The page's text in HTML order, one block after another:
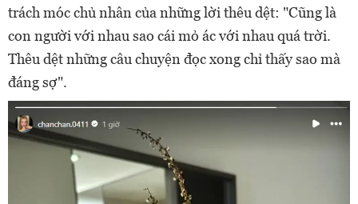
trách móc chủ nhân của những lời thêu dệt: "Cũng là
con người với nhau sao cái mỏ ác với nhau quá trời.
Thêu dệt những câu chuyện đọc xong chỉ thấy sao mà
đáng sợ".